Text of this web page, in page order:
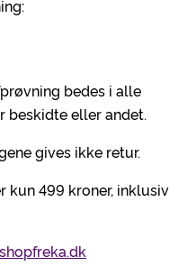
bedes i alle
beskidte eller andet.
gives ikke retur.
kun 499 kroner, inklusiv